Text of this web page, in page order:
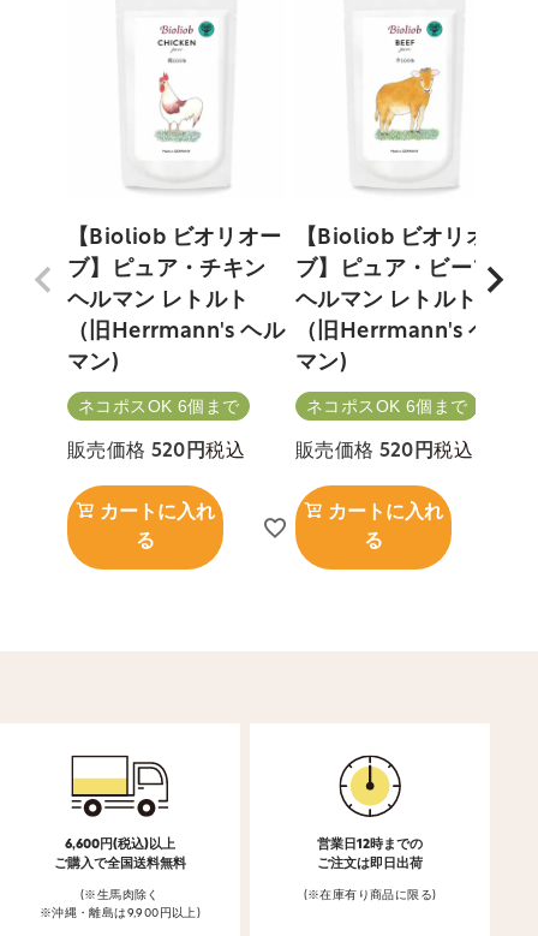
【Bioliob ビオリオー
ブ】ピュア・チキン
ヘルマン レトルト
（旧Herrmann's ヘル
マン)
ネコポスOK 6個まで
販売価格 520 税込
カートに入れ
る
【Bioliob ビオリオー
ブ】ピュア・ビーフ
ヘルマン レトルト
（旧Herrmann's ヘル
マン)
ネコポスOK 6個まで
販売価格 520 税込
カートに入れ
る
6,600円(税込)以上
ご購入で全国送料無料
(※生馬肉除く
※沖縄・離島は9,900円以上)
営業日12時までの
ご注文は即日出荷
(※在庫有り商品に限る)